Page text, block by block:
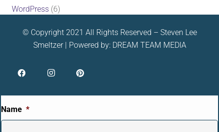
WordPress (6)
© Copyright 2021 All Rights Reserved – Steven Lee
Smeltzer | Powered by: DREAM TEAM MEDIA
Name *